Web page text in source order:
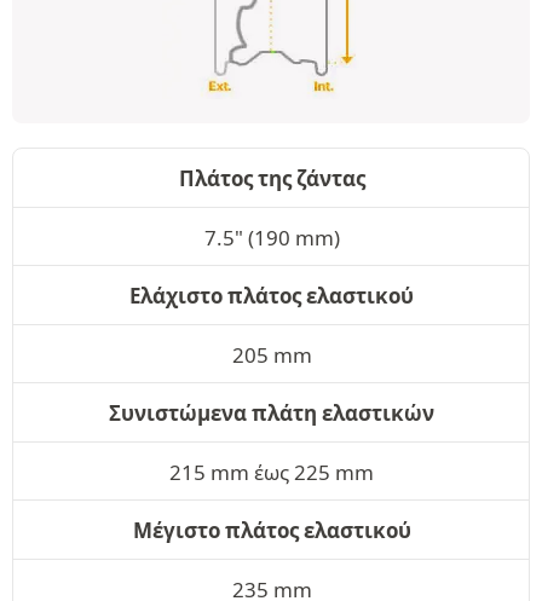
Πλάτος της ζάντας
7.5" (190 mm)
Ελάχιστο πλάτος ελαστικού
205 mm
Συνιστώμενα πλάτη ελαστικών
215 mm έως 225 mm
Μέγιστο πλάτος ελαστικού
235 mm